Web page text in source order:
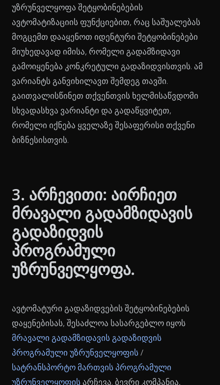
უზრუნველყოფა შეტყობინებების
ავტომატიზაციის ფუნქციებით, რაც საშუალებას
მოგცემთ დააყენოთ იდენტური შეტყობინებები
მიუხედავად იმისა, რომელი გადამზიდავი
გამოიყენება კონკრეტული გადაზიდვისთვის. ამ
ვარიანტს განვიხილავთ შემდეგ თავში.
გაითვალისწინეთ თქვენთვის ხელმისაწვდომი
სხვადასხვა ვარიანტი და გადაწყვიტეთ,
რომელი იქნება ყველაზე შესაფერისი თქვენი
ბიზნესისთვის.
3. არჩევითი: აირჩიეთ
მრავალი გადამზიდავის
გადაზიდვის
პროგრამული
უზრუნველყოფა.
ავტომატური გადაზიდვების შეტყობინებების
დაყენებისას, შესაძლოა სასარგებლო იყოს
მრავალი გადამზიდავის გადაზიდვის
პროგრამული უზრუნველყოფის /
სატრანსპორტო მართვის პროგრამული
უზრუნველყოფის არჩევა. ბევრი კომპანია,